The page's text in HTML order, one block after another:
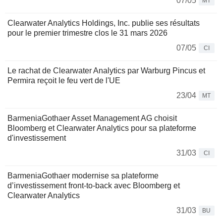
Clearwater Analytics Holdings, Inc. publie ses résultats
pour le premier trimestre clos le 31 mars 2026
07/05
CI
Le rachat de Clearwater Analytics par Warburg Pincus et
Permira reçoit le feu vert de l'UE
23/04
MT
BarmeniaGothaer Asset Management AG choisit
Bloomberg et Clearwater Analytics pour sa plateforme
d'investissement
31/03
CI
BarmeniaGothaer modernise sa plateforme
d’investissement front‑to‑back avec Bloomberg et
Clearwater Analytics
31/03
BU